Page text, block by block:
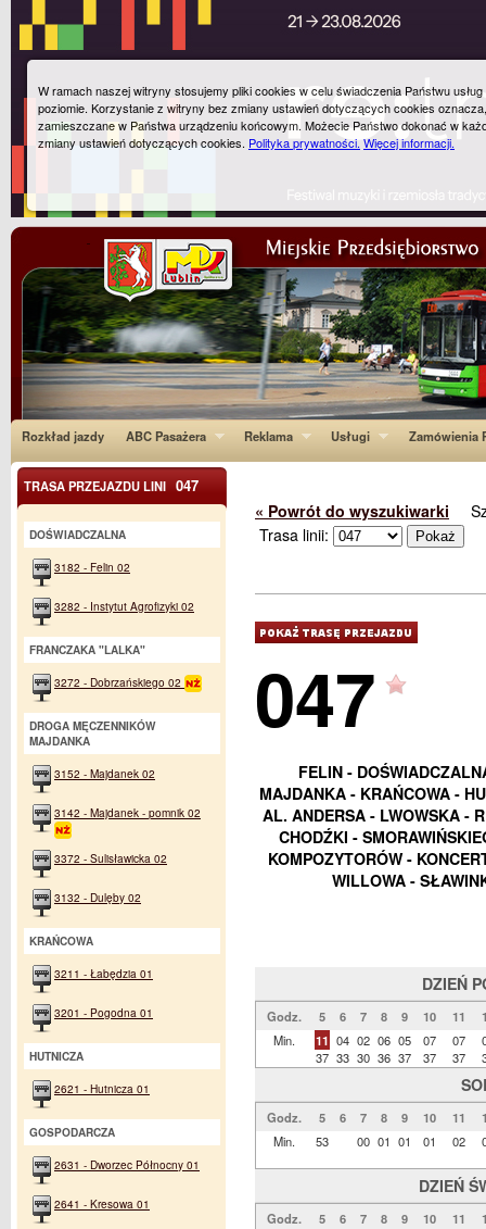
Rozkład jazdy ABC Pasażera Reklama Usługi Zamówienia
« Powrót do wyszukiwarki
Trasa linii:
047
FELIN -
MAJDANKA - KRAŃCOWA -
AL. ANDERSA - LWOWSKA -
CHODŹKI -
KOMPOZYTORÓW -
WILLOWA -
DZIEŃ
Godz. 5 6 7 8 9 10 11
Min.
11
37
04
33
02
30
06
36
05
37
07
37
07
37
Godz. 5 6 7 8 9 10 11
Min.
53 00 01 01 01 02
DZIEŃ
Godz. 5 6 7 8 9 10 11
TRASA PRZEJAZDU LINI 047
DOŚWIADCZALNA
3182 - Felin 02
3282 - Instytut Agrofizyki 02
FRANCZAKA "LALKA"
3272 - Dobrzańskiego 02
DROGA MĘCZENNIKÓW
MAJDANKA
3152 - Majdanek 02
3142 - Majdanek - pomnik 02
3372 - Sulisławicka 02
3132 - Dulęby 02
KRAŃCOWA
3211 - Łabędzia 01
3201 - Pogodna 01
HUTNICZA
2621 - Hutnicza 01
GOSPODARCZA
2631 - Dworzec Północny 01
2641 - Kresowa 01
W ramach naszej witryny stosujemy pliki cookies w celu świadczenia Państwu
poziomie. Korzystanie z witryny bez zmiany ustawień dotyczących cookies
zamieszczane w Państwa urządzeniu końcowym. Możecie Państwo dokonać w
zmiany ustawień dotyczących cookies. Polityka prywatności.Więcej informacji.